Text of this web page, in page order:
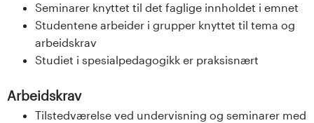
Seminarer knyttet til det faglige innholdet i emnet
Studentene arbeider i grupper knyttet til tema og
arbeidskrav
Studiet i spesialpedagogikk er praksisnært
Arbeidskrav
Tilstedværelse ved undervisning og seminarer med